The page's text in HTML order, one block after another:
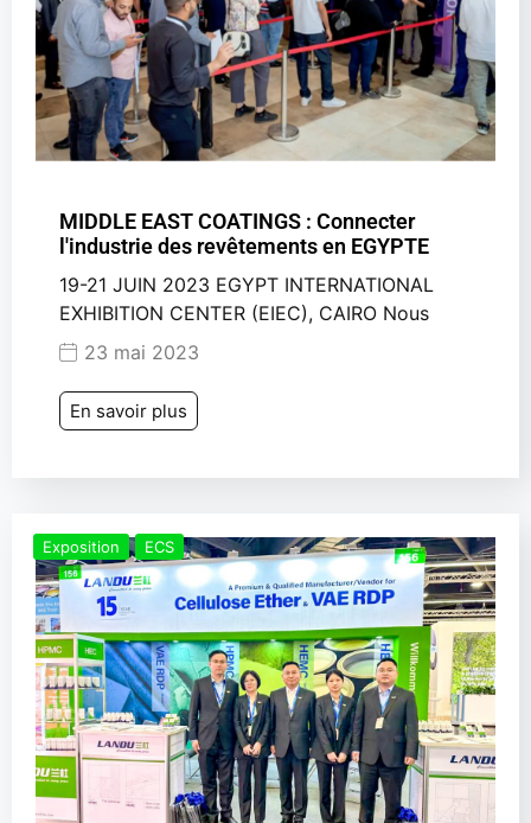
MIDDLE EAST COATINGS : Connecter
l'industrie des revêtements en EGYPTE
19-21 JUIN 2023 EGYPT INTERNATIONAL
EXHIBITION CENTER (EIEC), CAIRO Nous
23 mai 2023
En savoir plus
Exposition ECS